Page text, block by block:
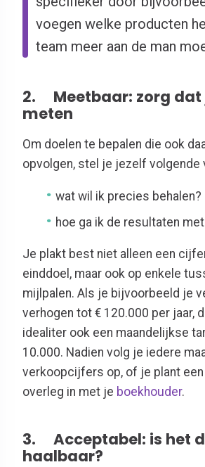
voegen welke producten
team meer aan de man
2. Meetbaar: zorg dat
meten
Om doelen te bepalen die ook
opvolgen, stel je jezelf volgende
wat wil ik precies behalen?
hoe ga ik de resultaten
Je plakt best niet alleen een
einddoel, maar ook op enkele
mijlpalen. Als je bijvoorbeeld je
verhogen tot € 120.000 per jaar,
idealiter ook een maandelijkse
10.000. Nadien volg je iedere
verkoopcijfers op, of je plant
overleg in met je boekhouder.
3. Acceptabel: is het
haalbaar?